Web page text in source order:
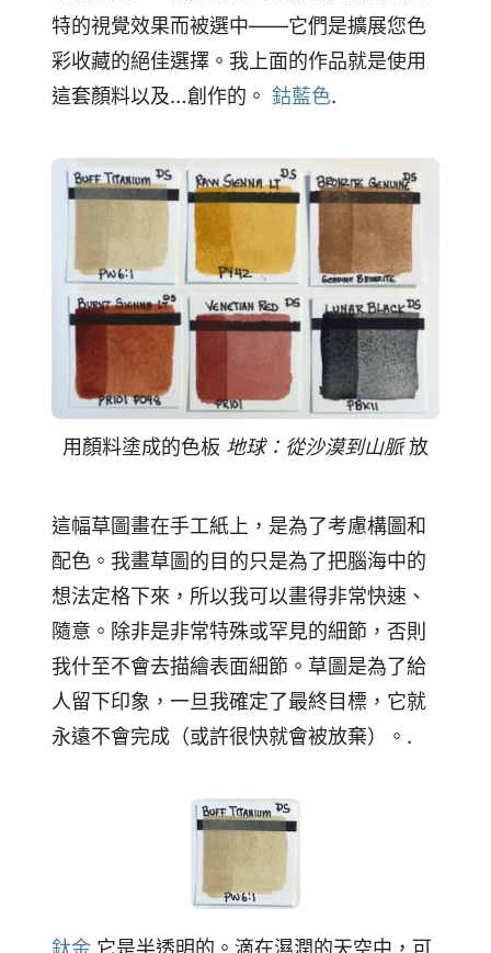
特的視覺效果而被選中——它們是擴展您色
彩收藏的絕佳選擇。我上面的作品就是使用
這套顏料以及…創作的。鈷藍色.
用顏料塗成的色板 地球：從沙漠到山脈放
這幅草圖畫在手工紙上，是為了考慮構圖和
配色。我畫草圖的目的只是為了把腦海中的
想法定格下來，所以我可以畫得非常快速、
隨意。除非是非常特殊或罕見的細節，否則
我什至不會去描繪表面細節。草圖是為了給
人留下印象，一旦我確定了最終目標，它就
永遠不會完成（或許很快就會被放棄）。.
鈦金 它是半透明的。滴在濕潤的天空中，可